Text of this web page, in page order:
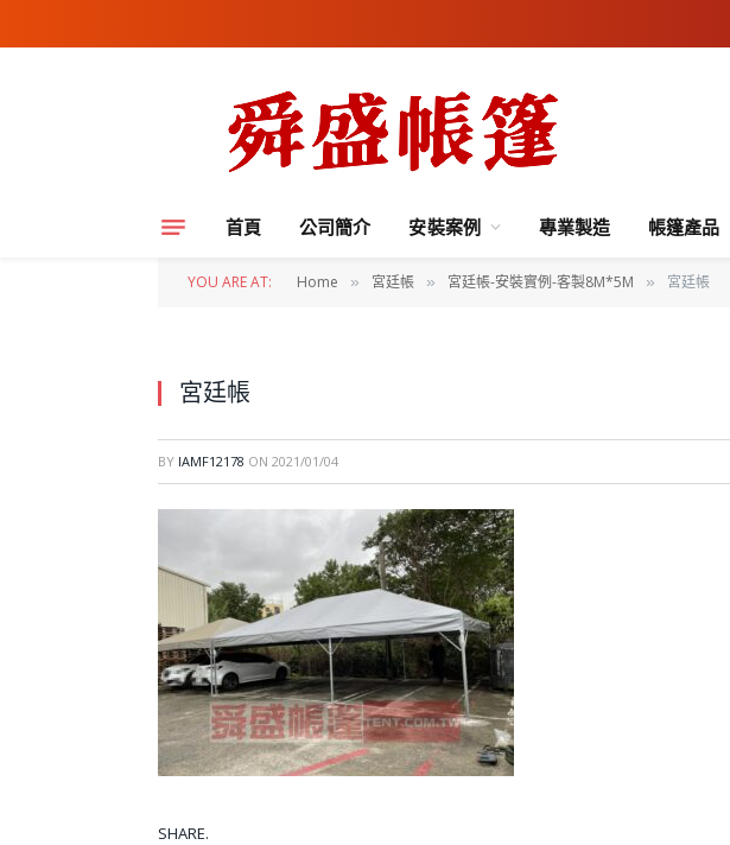
首頁 公司簡介 安裝案例 專業製造 帳篷產品
YOU ARE AT: Home » 宮廷帳 » 宮廷帳-安裝實例-客製8M*5M » 宮廷帳
宮廷帳
BY IAMF12178 ON 2021/01/04
SHARE.